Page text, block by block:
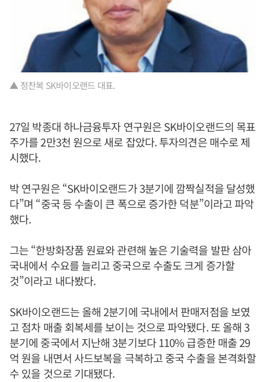
▲ 정찬복 SK바이오랜드 대표.
27일 박종대 하나금융투자 연구원은 SK바이오랜드의 목표
주가를 2만3천 원으로 새로 잡았다. 투자의견은 매수로 제
시했다.
박 연구원은 “SK바이오랜드가 3분기에 깜짝실적을 달성했
다”며 “중국 등 수출이 큰 폭으로 증가한 덕분”이라고 파악
했다.
그는 “한방화장품 원료와 관련해 높은 기술력을 발판 삼아
국내에서 수요를 늘리고 중국으로 수출도 크게 증가할
것”이라고 내다봤다.
SK바이오랜드는 올해 2분기에 국내에서 판매저점을 보였
고 점차 매출 회복세를 보이는 것으로 파악됐다. 또 올해 3
분기에 중국에서 지난해 3분기보다 110% 급증한 매출 29
억 원을 내면서 사드보복을 극복하고 중국 수출을 본격화할
수 있을 것으로 기대됐다.